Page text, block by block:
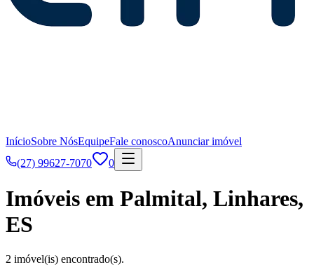
InícioSobre NósEquipeFale conoscoAnunciar imóvel
(27) 99627-7070
0
Imóveis em Palmital, Linhares,
ES
2 imóvel(is) encontrado(s).